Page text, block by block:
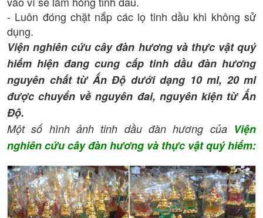
- Luôn đóng chặt nắp các lọ tinh dầu khi không sử
dụng.
Viện nghiên cứu cây đàn hương và thực vật quý
hiếm hiện đang cung cấp tinh dầu đàn hương
nguyên chất từ Ấn Độ dưới dạng 10 ml, 20 ml
được chuyển về nguyên đai, nguyên kiện từ Ấn
Độ.
Một số hình ảnh tinh dầu đàn hương của Viện
nghiên cứu cây đàn hương và thực vật quý hiếm: